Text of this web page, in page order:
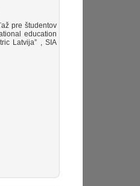
pre študentov
education
Latvija” , SIA